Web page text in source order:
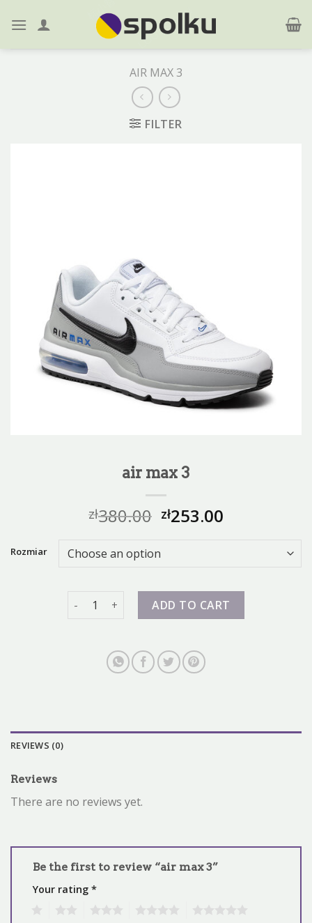
AIR MAX 3
FILTER
air max 3
zł380.00 zł253.00
Rozmiar
air max 3 quantityADD TO CART
REVIEWS (0)
Reviews
There are no reviews yet.
Be the first to review “air max 3”
Your rating *